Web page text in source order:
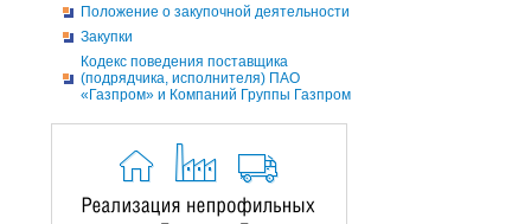
Положение о закупочной деятельности
Закупки
Кодекс поведения поставщика
(подрядчика, исполнителя) ПАО
«Газпром» и Компаний Группы Газпром